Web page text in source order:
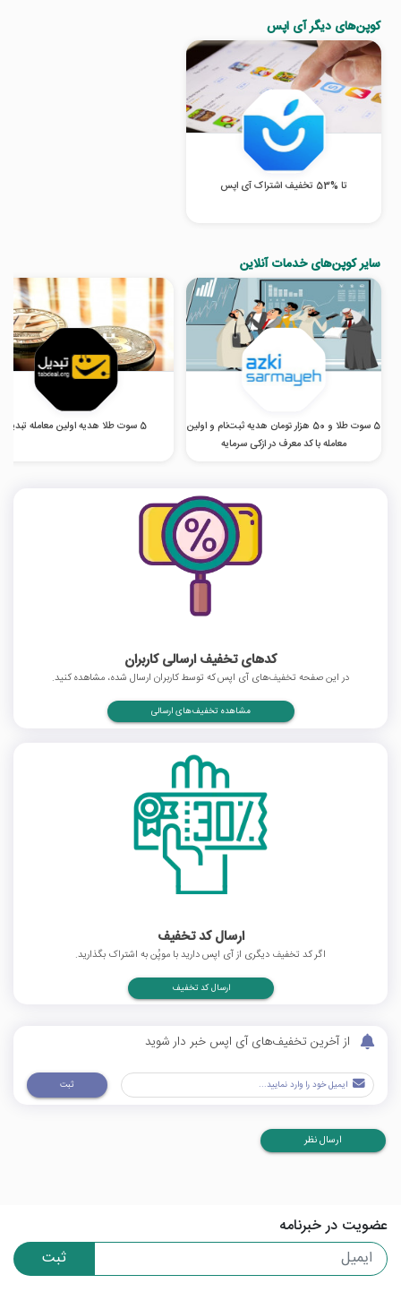
کوپن‌های دیگر آی اپس
تا %53 تخفیف اشتراک آی اپس
سایر کوپن‌های خدمات آنلاین
5 سوت طلا و 50 هزار تومان هدیه ثبت‌نام و اولین
معامله با کد معرف در ازکی سرمایه
5 سوت طلا هدیه اولین معامله تبدیل
کدهای تخفیف ارسالی کاربران
در این صفحه تخفیف‌های آی اپس که توسط کاربران ارسال شده، مشاهده کنید.
مشاهده تخفیف‌های ارسالی
ارسال کد تخفیف
اگر کد تخفیف دیگری از آی اپس دارید با موپُن به اشتراک بگذارید.
ارسال کد تخفیف
از آخرین تخفیف‌های آی اپس خبر دار شوید
ثبت
ارسال نظر
عضویت در خبرنامه
ثبت